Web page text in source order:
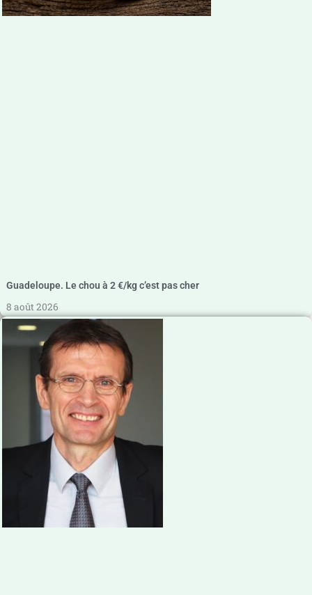
Guadeloupe. Le chou à 2 €/kg c’est pas cher
8 août 2026